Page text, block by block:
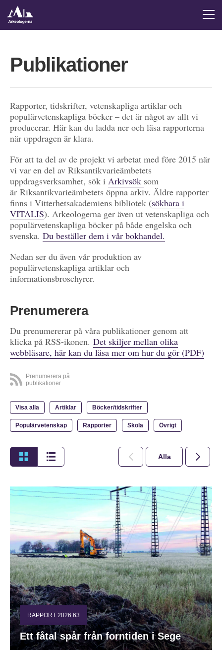
Publikationer
Rapporter, tidskrifter, vetenskapliga artiklar och
populärvetenskapliga böcker – det är något av allt vi
producerar. Här kan du ladda ner och läsa rapporterna
när uppdragen är klara.
För att ta del av de projekt vi arbetat med före 2015 när
vi var en del av Riksantikvarieämbetets
uppdragsverksamhet, sök i Arkivsök som
är Riksantikvarieämbetets öppna arkiv. Äldre rapporter
finns i Vitterhetsakademiens bibliotek (sökbara i
VITALIS). Arkeologerna ger även ut vetenskapliga och
populärvetenskapliga böcker på både engelska och
svenska. Du beställer dem i vår bokhandel.
Nedan ser du även vår produktion av
populärvetenskapliga artiklar och
informationsbroschyrer.
Prenumerera
Du prenumererar på våra publikationer genom att
klicka på RSS-ikonen. Det skiljer mellan olika
webbläsare, här kan du läsa mer om hur du gör (PDF)
Prenumerera på
publikationer
Visa alla Artiklar Böcker/tidskrifter
Populärvetenskap Rapporter Skola Övrigt
Alla 2026
RAPPORT 2026:63
Ett fåtal spår från forntiden i Sege